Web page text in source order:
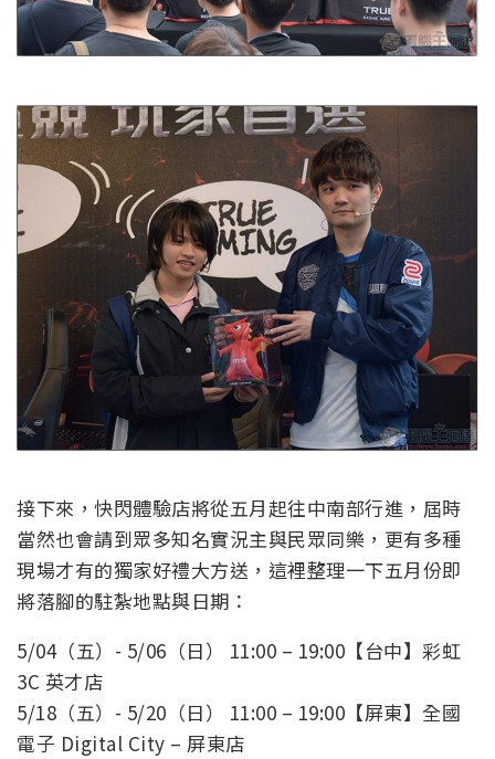
接下來，快閃體驗店將從五月起往中南部行進，屆時
當然也會請到眾多知名實況主與民眾同樂，更有多種
現場才有的獨家好禮大方送，這裡整理一下五月份即
將落腳的駐紮地點與日期：
5/04（五）- 5/06（日） 11:00 – 19:00【台中】彩虹
3C 英才店
5/18（五）- 5/20（日） 11:00 – 19:00【屏東】全國
電子 Digital City – 屏東店